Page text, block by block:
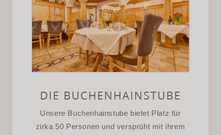
DIE BUCHENHAINSTUBE
Unsere Buchenhainstube bietet Platz für
zirka 50 Personen und versprüht mit ihrem